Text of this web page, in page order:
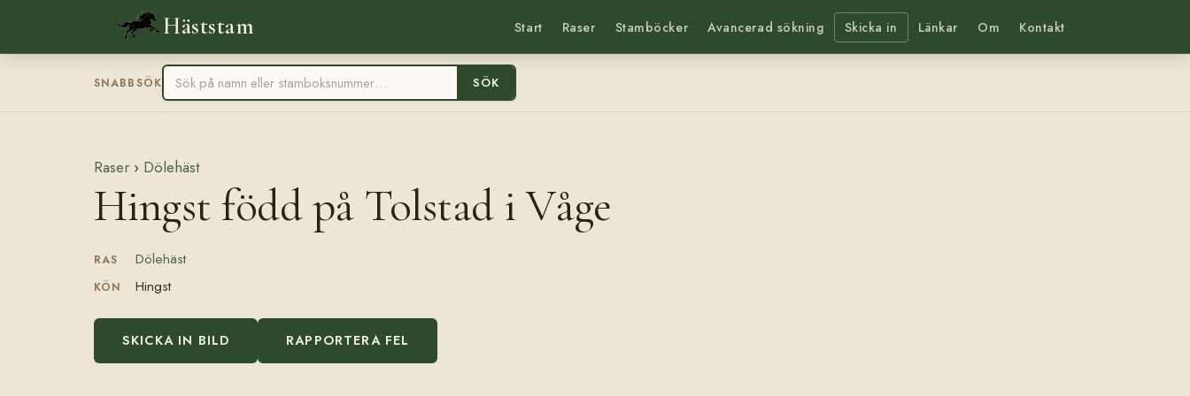
Häststam Start Raser Stamböcker Avancerad sökning Skicka in Länkar Om Kontakt
SNABBSÖK SÖK
Raser › Dölehäst
Hingst född på Tolstad i Våge
RAS Dölehäst
KÖN Hingst
SKICKA IN BILD RAPPORTERA FEL